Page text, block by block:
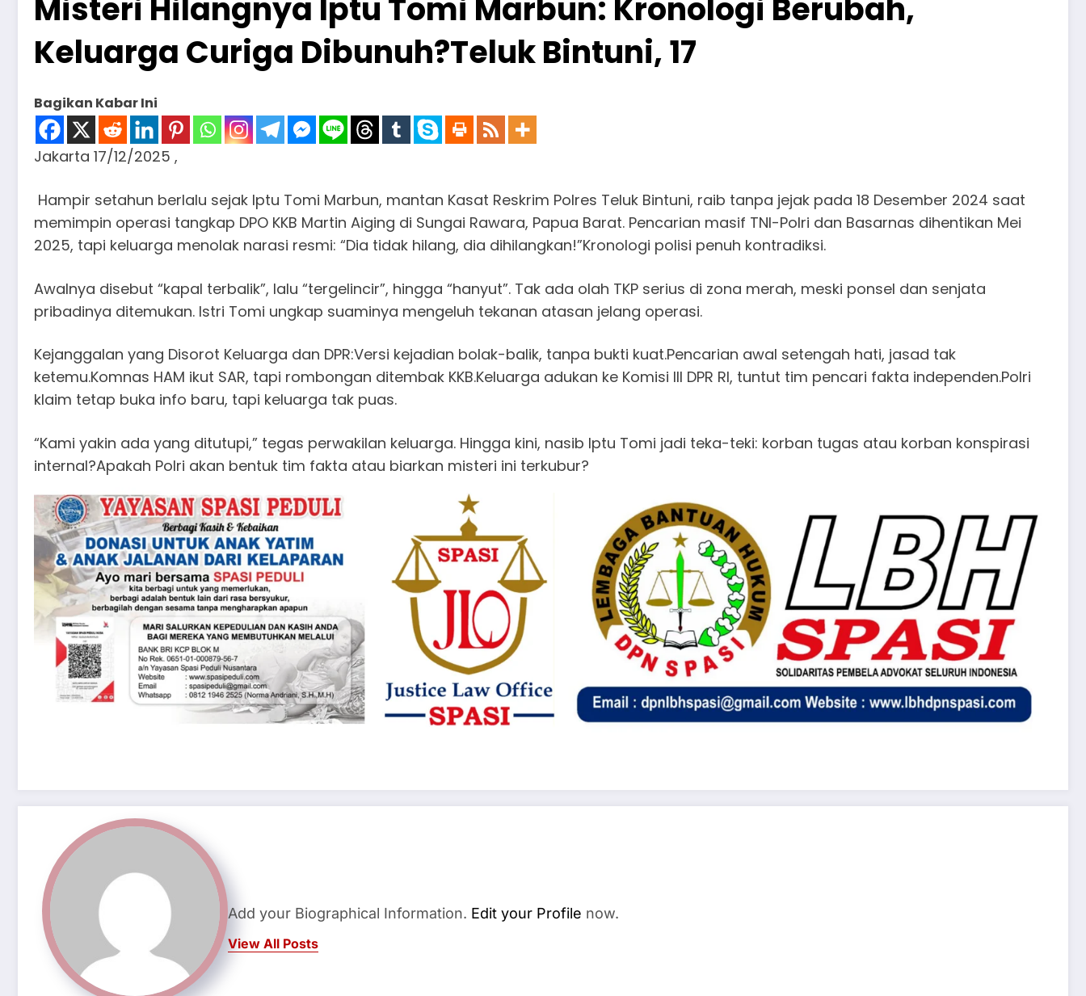
Misteri Hilangnya Iptu Tomi Marbun: Kronologi Berubah,
Keluarga Curiga Dibunuh?Teluk Bintuni, 17
Bagikan Kabar Ini
Jakarta 17/12/2025 ,
Hampir setahun berlalu sejak Iptu Tomi Marbun, mantan Kasat Reskrim Polres Teluk Bintuni, raib tanpa jejak pada 18 Desember 2024 saat
memimpin operasi tangkap DPO KKB Martin Aiging di Sungai Rawara, Papua Barat. Pencarian masif TNI-Polri dan Basarnas dihentikan Mei
2025, tapi keluarga menolak narasi resmi: “Dia tidak hilang, dia dihilangkan!”Kronologi polisi penuh kontradiksi.
Awalnya disebut “kapal terbalik”, lalu “tergelincir”, hingga “hanyut”. Tak ada olah TKP serius di zona merah, meski ponsel dan senjata
pribadinya ditemukan. Istri Tomi ungkap suaminya mengeluh tekanan atasan jelang operasi.
Kejanggalan yang Disorot Keluarga dan DPR:Versi kejadian bolak-balik, tanpa bukti kuat.Pencarian awal setengah hati, jasad tak
ketemu.Komnas HAM ikut SAR, tapi rombongan ditembak KKB.Keluarga adukan ke Komisi III DPR RI, tuntut tim pencari fakta independen.Polri
klaim tetap buka info baru, tapi keluarga tak puas.
“Kami yakin ada yang ditutupi,” tegas perwakilan keluarga. Hingga kini, nasib Iptu Tomi jadi teka-teki: korban tugas atau korban konspirasi
internal?Apakah Polri akan bentuk tim fakta atau biarkan misteri ini terkubur?
Add your Biographical Information. Edit your Profile now.
View All Posts